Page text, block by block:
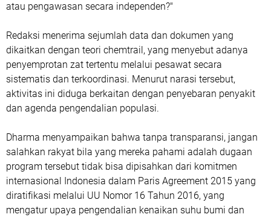
atau pengawasan secara independen?"
Redaksi menerima sejumlah data dan dokumen yang
dikaitkan dengan teori chemtrail, yang menyebut adanya
penyemprotan zat tertentu melalui pesawat secara
sistematis dan terkoordinasi. Menurut narasi tersebut,
aktivitas ini diduga berkaitan dengan penyebaran penyakit
dan agenda pengendalian populasi.
Dharma menyampaikan bahwa tanpa transparansi, jangan
salahkan rakyat bila yang mereka pahami adalah dugaan
program tersebut tidak bisa dipisahkan dari komitmen
internasional Indonesia dalam Paris Agreement 2015 yang
diratifikasi melalui UU Nomor 16 Tahun 2016, yang
mengatur upaya pengendalian kenaikan suhu bumi dan